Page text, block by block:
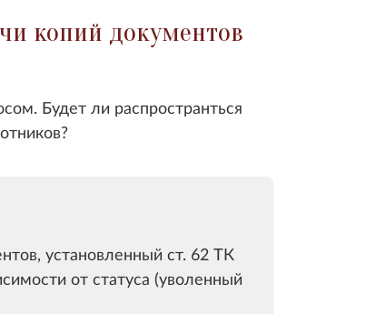
копий документов
Будет ли распространться
установленный ст. 62 ТК
от статуса (уволенный